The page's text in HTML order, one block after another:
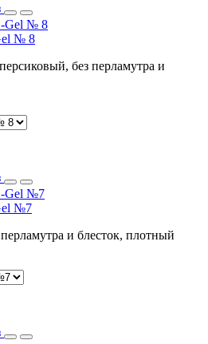
№ 8
без перламутра и
№7
и блесток, плотный